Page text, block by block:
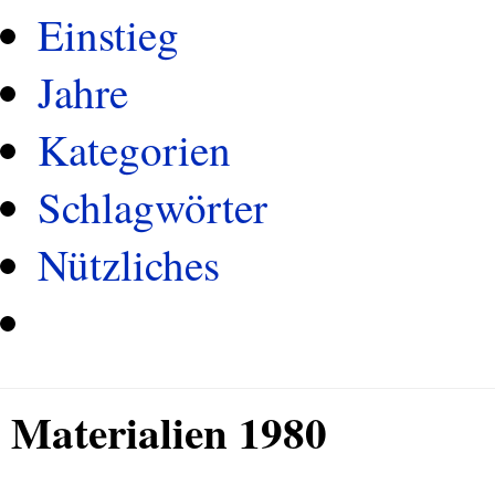
Einstieg
Jahre
Kategorien
Schlagwörter
Nützliches
Materialien 1980